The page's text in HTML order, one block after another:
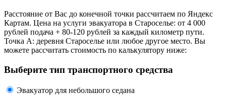
Расстояние от Вас до конечной точки рассчитаем по Яндекс
Картам. Цена на услуги эвакуатора в Староселье: от 4 000
рублей подача + 80-120 рублей за каждый километр пути.
Точка А: деревня Староселье или любое другое место. Вы
можете рассчитать стоимость по калькулятору ниже:
Выберите тип транспортного средства
Эвакуатор для небольшого седана